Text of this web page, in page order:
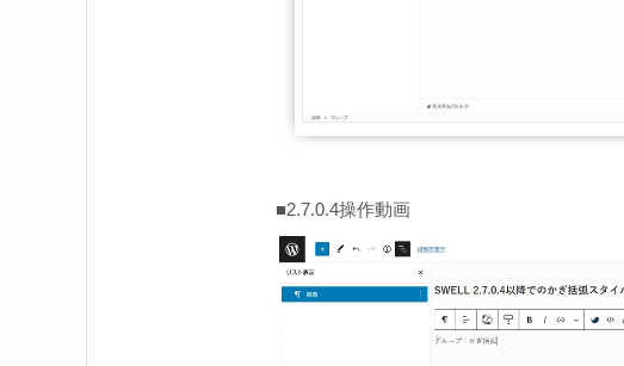
■2.7.0.4操作動画